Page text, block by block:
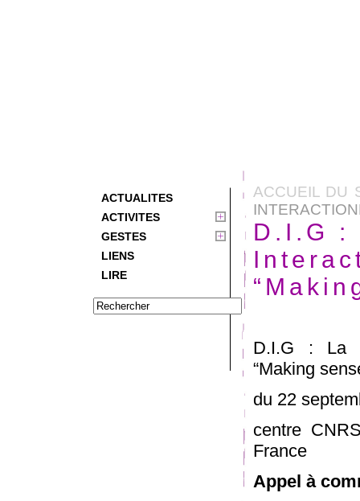
ACTUALITES
ACTIVITES
GESTES
LIENS
LIRE
ACCUEIL DU
D.I.G :
D.I.G : La
“Making
du 22
centre
France
Appel à